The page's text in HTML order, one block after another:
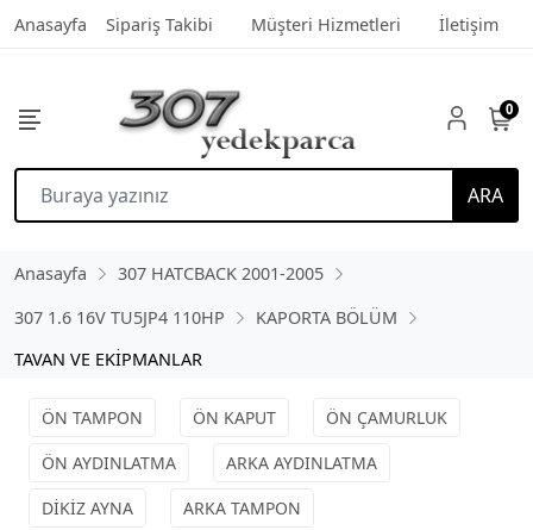
Anasayfa Sipariş Takibi Müşteri Hizmetleri İletişim
ARA
0
Anasayfa
307 HATCBACK 2001-2005
307 1.6 16V TU5JP4 110HP
KAPORTA BÖLÜM
TAVAN VE EKİPMANLAR
ÖN TAMPON ÖN KAPUT
ÖN ÇAMURLUK
ÖN AYDINLATMA
ARKA AYDINLATMA
DİKİZ AYNA
ARKA TAMPON